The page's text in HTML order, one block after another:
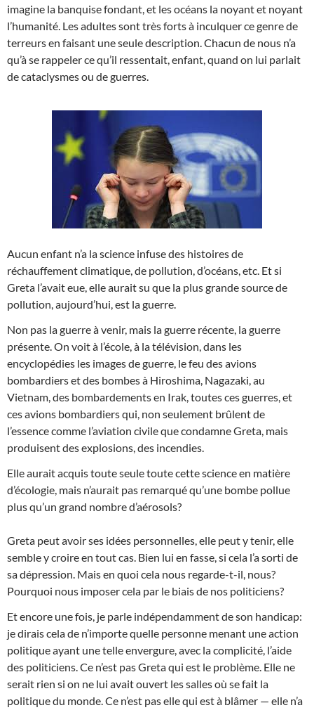
imagine la banquise fondant, et les océans la noyant et noyant
l’humanité. Les adultes sont très forts à inculquer ce genre de
terreurs en faisant une seule description. Chacun de nous n’a
qu’à se rappeler ce qu’il ressentait, enfant, quand on lui parlait
de cataclysmes ou de guerres.
Aucun enfant n’a la science infuse des histoires de
réchauffement climatique, de pollution, d’océans, etc. Et si
Greta l’avait eue, elle aurait su que la plus grande source de
pollution, aujourd’hui, est la guerre.
Non pas la guerre à venir, mais la guerre récente, la guerre
présente. On voit à l’école, à la télévision, dans les
encyclopédies les images de guerre, le feu des avions
bombardiers et des bombes à Hiroshima, Nagazaki, au
Vietnam, des bombardements en Irak, toutes ces guerres, et
ces avions bombardiers qui, non seulement brûlent de
l’essence comme l’aviation civile que condamne Greta, mais
produisent des explosions, des incendies.
Elle aurait acquis toute seule toute cette science en matière
d’écologie, mais n’aurait pas remarqué qu’une bombe pollue
plus qu’un grand nombre d’aérosols?
Greta peut avoir ses idées personnelles, elle peut y tenir, elle
semble y croire en tout cas. Bien lui en fasse, si cela l’a sorti de
sa dépression. Mais en quoi cela nous regarde-t-il, nous?
Pourquoi nous imposer cela par le biais de nos politiciens?
Et encore une fois, je parle indépendamment de son handicap:
je dirais cela de n’importe quelle personne menant une action
politique ayant une telle envergure, avec la complicité, l’aide
des politiciens. Ce n’est pas Greta qui est le problème. Elle ne
serait rien si on ne lui avait ouvert les salles où se fait la
politique du monde. Ce n’est pas elle qui est à blâmer — elle n’a